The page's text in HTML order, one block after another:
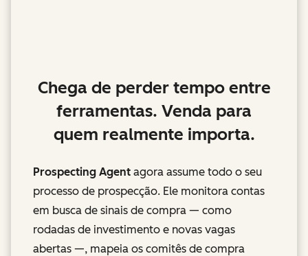
Chega de perder tempo entre
ferramentas. Venda para
quem realmente importa.
Prospecting Agent agora assume todo o seu
processo de prospecção. Ele monitora contas
em busca de sinais de compra — como
rodadas de investimento e novas vagas
abertas —, mapeia os comitês de compra